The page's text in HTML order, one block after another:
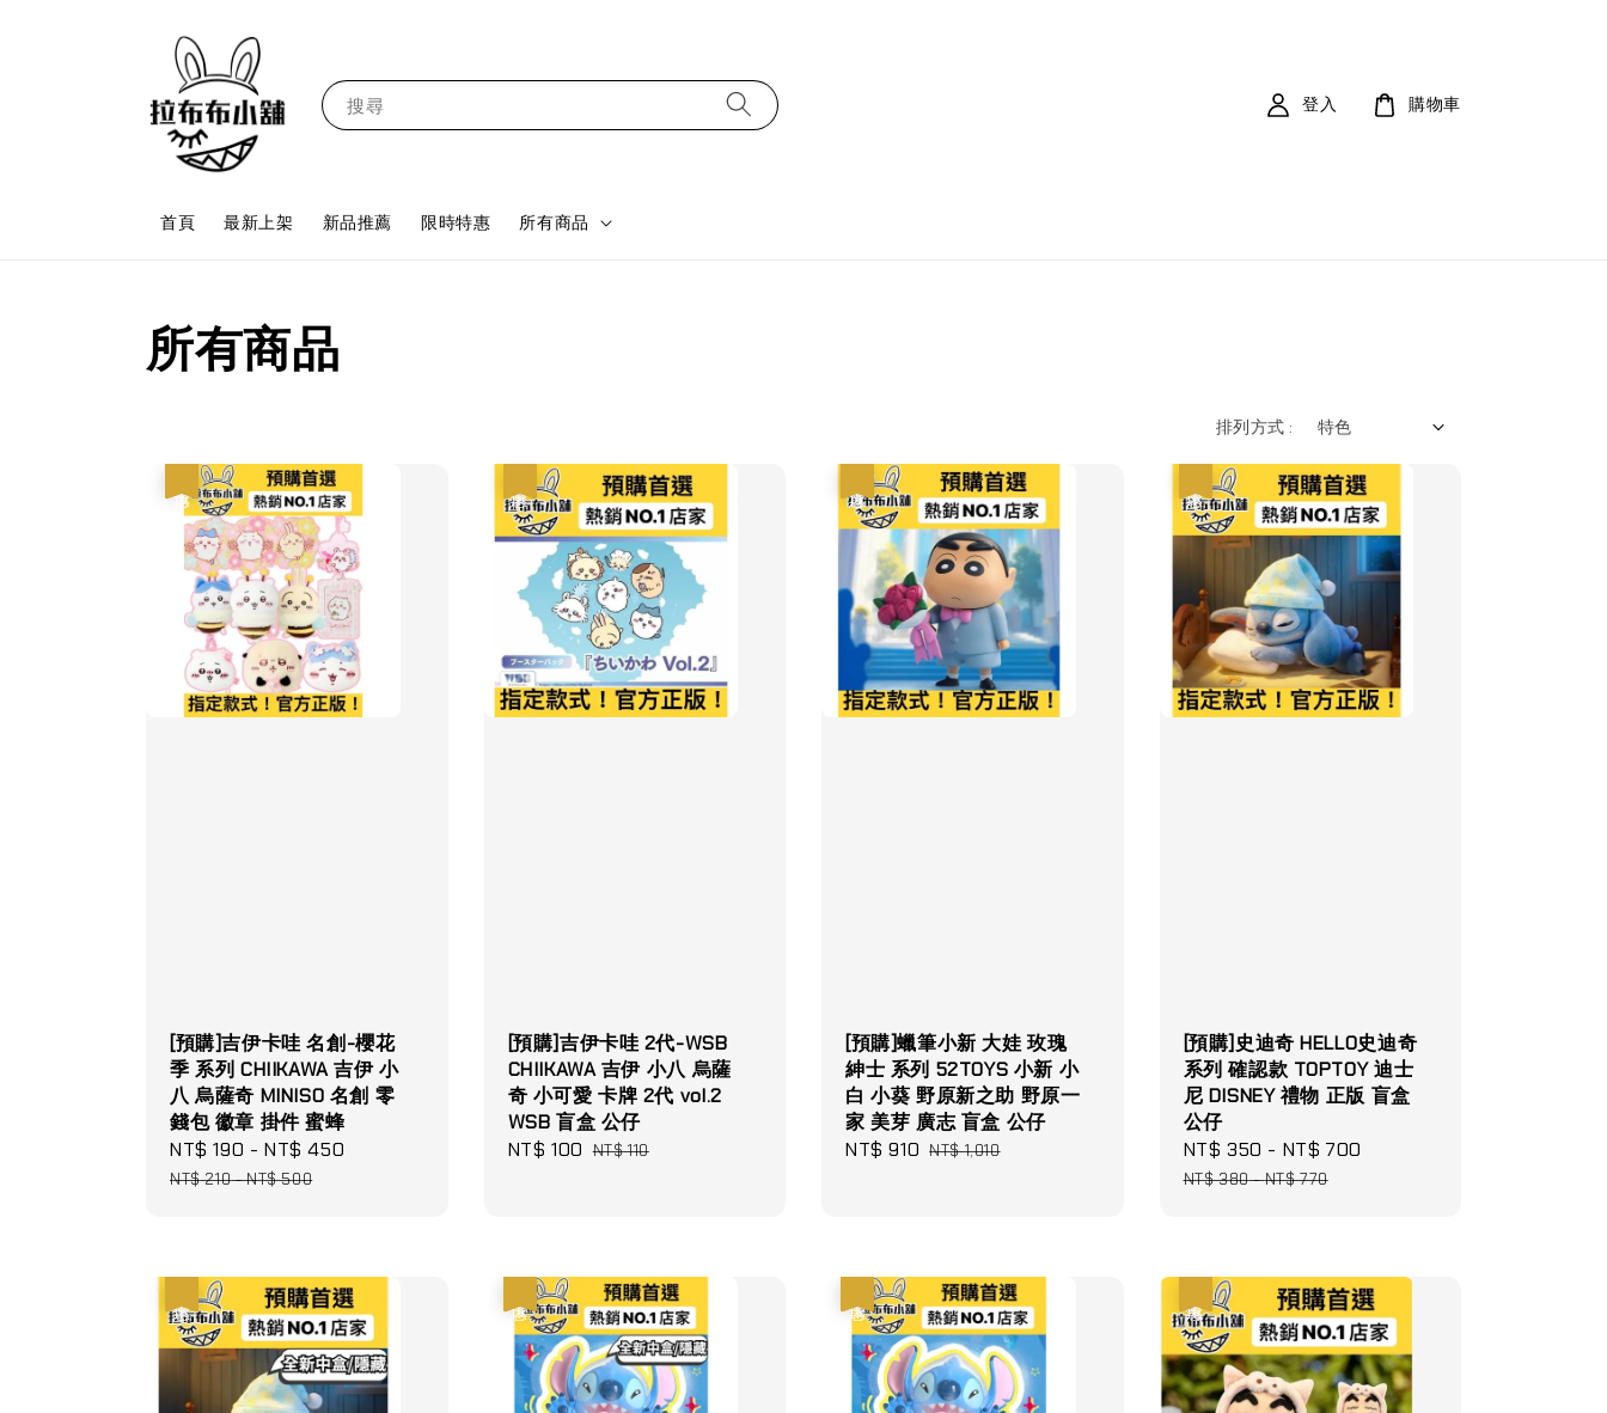
搜尋
首頁 最新上架 新品推薦 限時特惠 所有商品
登入 購物車
所有商品
排列方式 :
[預購]吉伊卡哇 名創-櫻花
季 系列 CHIIKAWA 吉伊 小
八 烏薩奇 MINISO 名創 零
錢包 徽章 掛件 蜜蜂
Sale
price
NT$ 190 -NT$ 450
NT$ 210-NT$ 500
[預購]吉伊卡哇 2代-WSB
CHIIKAWA 吉伊 小八 烏薩
奇 小可愛 卡牌 2代 vol.2
WSB 盲盒 公仔
Sale
NT$ 100 Regular
NT$ 110
[預購]蠟筆小新 大娃 玫瑰
紳士 系列 52TOYS 小新 小
白 小葵 野原新之助 野原一
家 美芽 廣志 盲盒 公仔
Sale
NT$ 910 Regular
NT$ 1,010
[預購]史迪奇 HELLO史迪奇
系列 確認款 TOPTOY 迪士
尼 DISNEY 禮物 正版 盲盒
公仔
Sale
price
NT$ 350 - NT$ 700
NT$ 380-NT$ 770